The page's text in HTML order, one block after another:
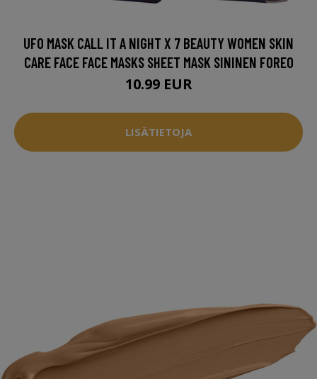
UFO MASK CALL IT A NIGHT X 7 BEAUTY WOMEN SKIN
CARE FACE FACE MASKS SHEET MASK SININEN FOREO
10.99 EUR
LISÄTIETOJA